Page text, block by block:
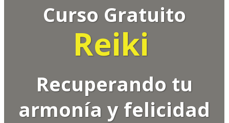
Curso Gratuito
Reiki
Recuperando tu
armonía y felicidad